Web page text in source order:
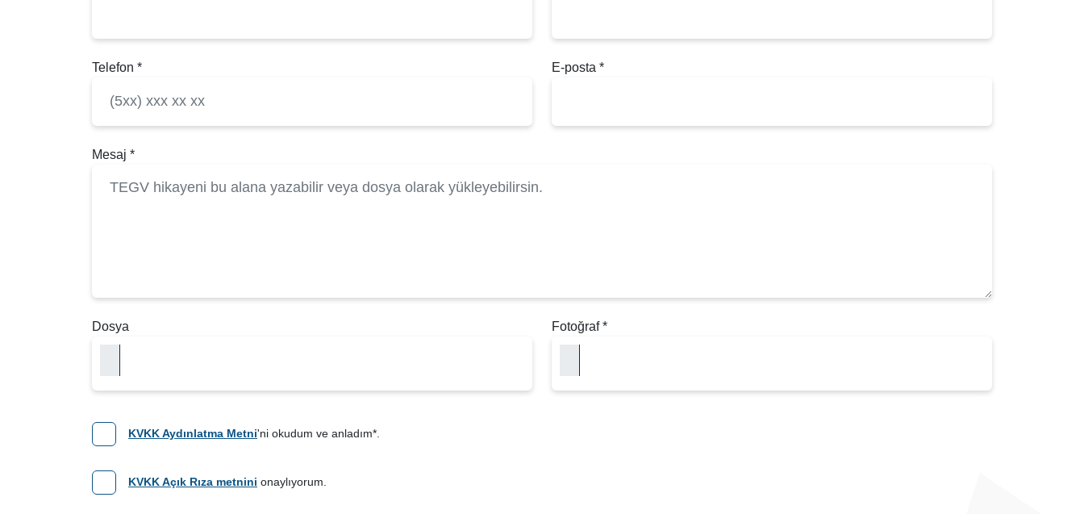
Telefon * E-posta *
Mesaj *
Dosya Fotoğraf*
KVKK Aydınlatma Metni'ni okudum ve anladım*.
KVKK Açık Rıza metnini onaylıyorum.